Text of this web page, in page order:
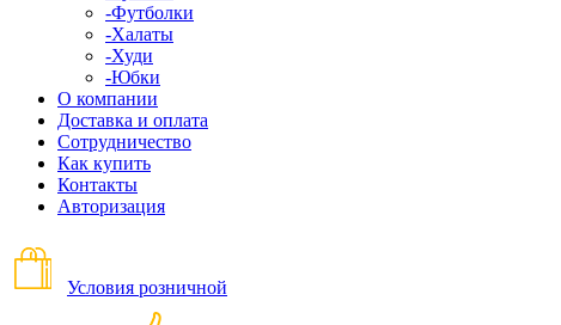
-Футболки
-Халаты
-Худи
-Юбки
О компании
Доставка и оплата
Сотрудничество
Как купить
Контакты
Авторизация
Условия розничной